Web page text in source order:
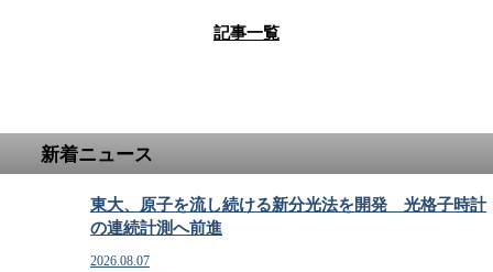
記事一覧
新着ニュース
東大、原子を流し続ける新分光法を開発 光格子時計
の連続計測へ前進
2026.08.07